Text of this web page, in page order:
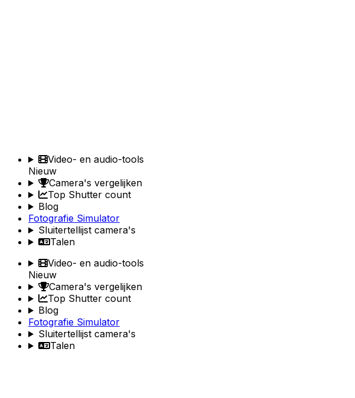
Video- en audio-tools
Nieuw
Camera's vergelijken
Top Shutter count
Blog
Fotografie Simulator
Sluitertellijst camera's
Talen
Video- en audio-tools
Nieuw
Camera's vergelijken
Top Shutter count
Blog
Fotografie Simulator
Sluitertellijst camera's
Talen